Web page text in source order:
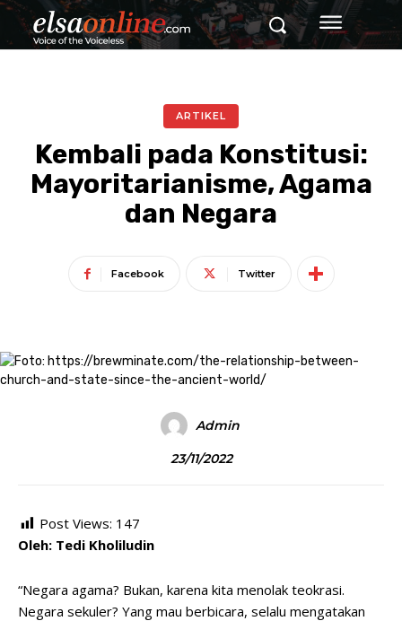
ARTIKEL
Kembali pada Konstitusi:
Mayoritarianisme, Agama
dan Negara
Facebook Twitter
Admin
23/11/2022
Post Views: 147
Oleh: Tedi Kholiludin
“Negara agama? Bukan, karena kita menolak teokrasi.
Negara sekuler? Yang mau berbicara, selalu mengatakan